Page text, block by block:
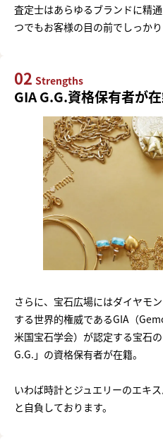
査定士はあらゆるブランドに精
つでもお客様の目の前でしっか
02 Strengths
GIA G.G.資格保有者が
さらに、宝石広場にはダイヤモ
する世界的権威であるGIA（
米国宝石学会）が認定する宝石
G.G.」の資格保有者が在籍。
いわば時計とジュエリーのエキ
と自負しております。